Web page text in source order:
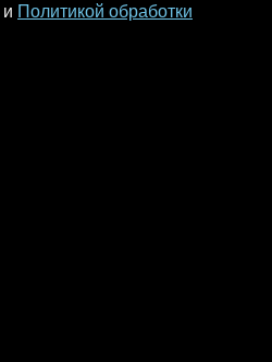
и Политикой обработки